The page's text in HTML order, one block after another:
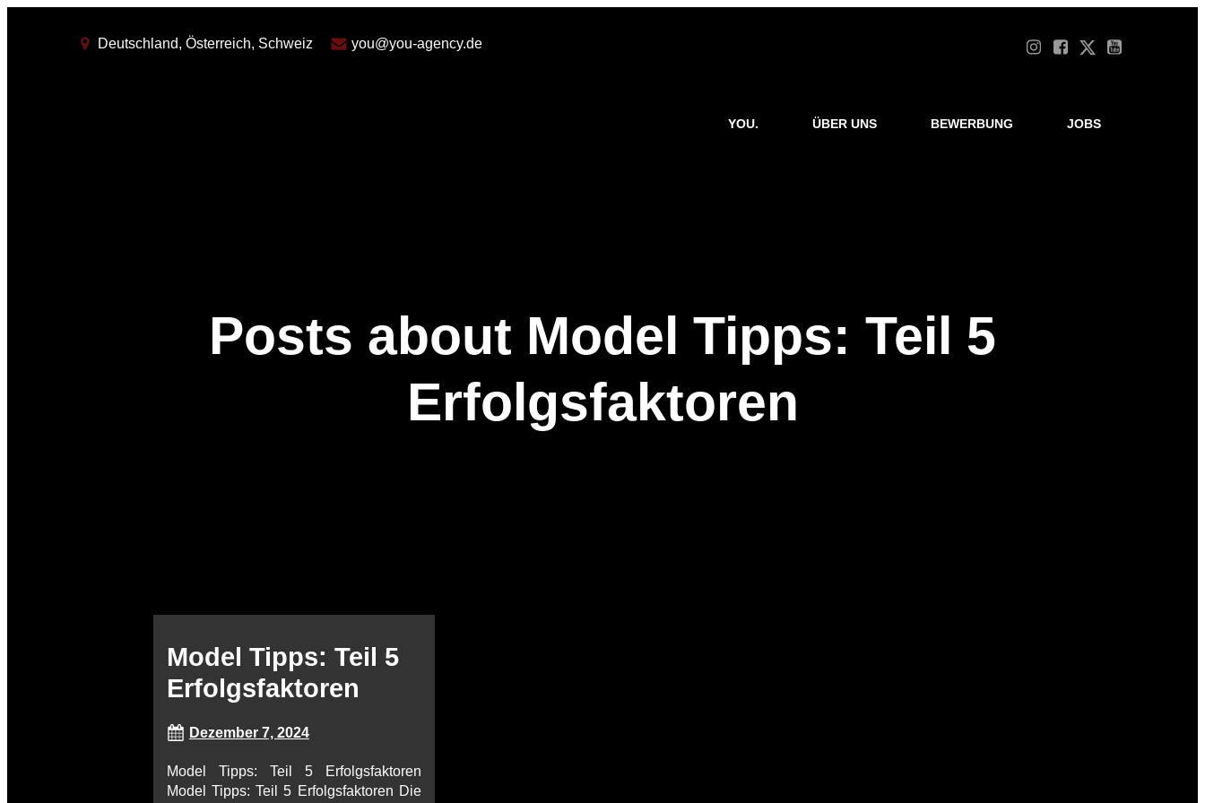
Deutschland, Österreich, Schweiz you@you-agency.de
YOU. ÜBER UNS BEWERBUNG JOBS
Posts about Model Tipps: Teil 5
Erfolgsfaktoren
Model Tipps: Teil 5
Erfolgsfaktoren
Dezember 7, 2024
Model Tipps: Teil 5 Erfolgsfaktoren
Model Tipps: Teil 5 Erfolgsfaktoren Die